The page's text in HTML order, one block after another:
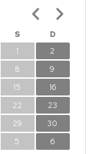
S
D
1
2
8
9
15
16
22
23
29
30
5 6
Paginación